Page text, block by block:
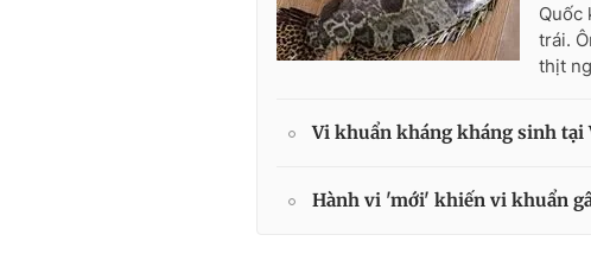
Quốc
trái.
thịt
Vi khuẩn kháng kháng sinh tại
Hành vi 'mới' khiến vi khuẩn